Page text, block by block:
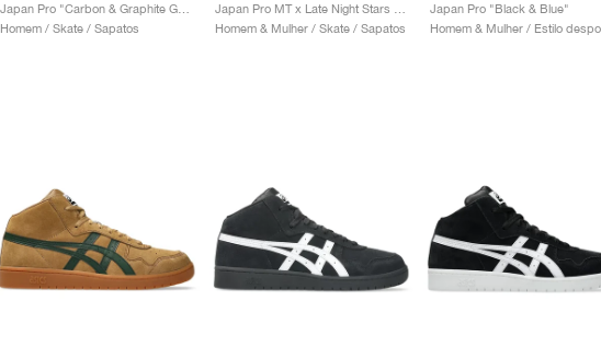
Homem / Skate / Sapatos
Homem & Mulher / Skate / Sapatos
Japan Pro "Black & Blue"